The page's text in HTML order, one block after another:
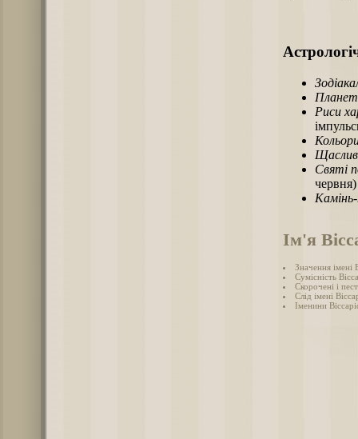
Риси
Святі
червня)
Ім'я
Значення імені
Сумісність
Скорочені і
Слід імені
Іменини